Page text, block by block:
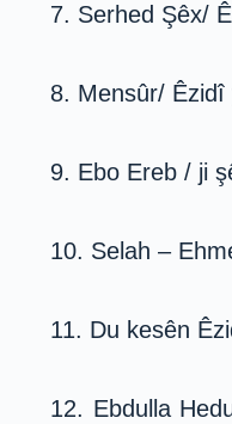
7. Serhed Şêx/
8. Mensûr/
9. Ebo Ereb / ji
10. Selah –
11. Du kesên
12. Ebdulla